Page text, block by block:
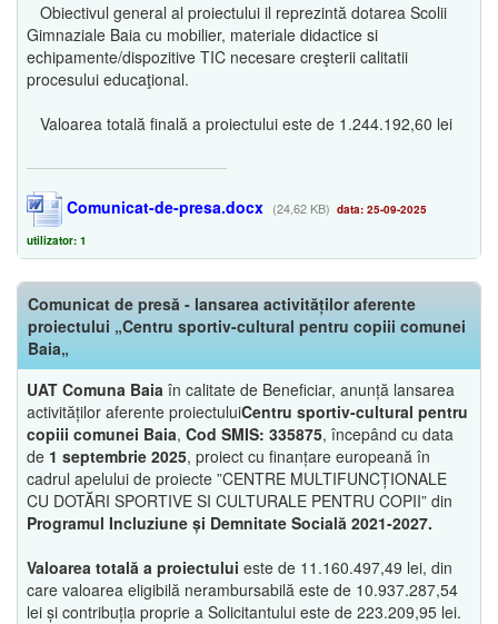
Obiectivul general al proiectului il reprezintă dotarea Scolii
Gimnaziale Baia cu mobilier, materiale didactice si
echipamente/dispozitive TIC necesare creşterii calitatii
procesului educaţional.
Valoarea totală finală a proiectului este de 1.244.192,60 lei
Comunicat-de-presa.docx (24,62 KB) data: 25-09-2025
utilizator: 1
Comunicat de presă - lansarea activităților aferente
proiectului „Centru sportiv-cultural pentru copiii comunei
Baia„
UAT Comuna Baia în calitate de Beneficiar, anunță lansarea
activităților aferente proiectuluiCentru sportiv-cultural pentru
copiii comunei Baia, Cod SMIS: 335875, începând cu data
de 1 septembrie 2025, proiect cu finanțare europeană în
cadrul apelului de proiecte ”CENTRE MULTIFUNCȚIONALE
CU DOTĂRI SPORTIVE SI CULTURALE PENTRU COPII” din
Programul Incluziune și Demnitate Socială 2021-2027.
Valoarea totală a proiectului este de 11.160.497,49 lei, din
care valoarea eligibilă nerambursabilă este de 10.937.287,54
lei și contribuția proprie a Solicitantului este de 223.209,95 lei.